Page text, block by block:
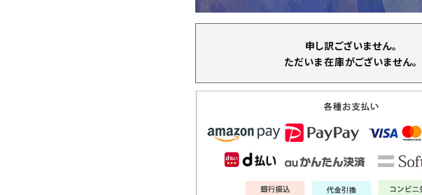
申し訳ございません。
ただいま在庫がございません。